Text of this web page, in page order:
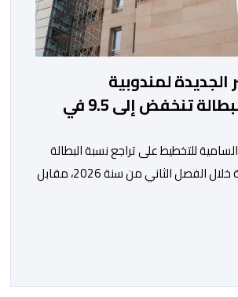
الجديدة لمندوبية
التخطيط..البطالة تنخفض إلى 9.5 في
للتخطيط على تراجع نسبة البطالة
إلى 9.5 في المائة خلال الفصل الثاني من سنة 2026، مقابل